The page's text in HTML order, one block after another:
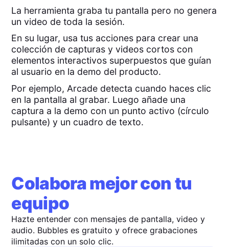
La herramienta graba tu pantalla pero no genera
un video de toda la sesión.
En su lugar, usa tus acciones para crear una
colección de capturas y videos cortos con
elementos interactivos superpuestos que guían
al usuario en la demo del producto.
Por ejemplo, Arcade detecta cuando haces clic
en la pantalla al grabar. Luego añade una
captura a la demo con un punto activo (círculo
pulsante) y un cuadro de texto.
Colabora mejor con tu
equipo
Hazte entender con mensajes de pantalla, video y
audio. Bubbles es gratuito y ofrece grabaciones
ilimitadas con un solo clic.